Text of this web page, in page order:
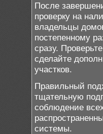
После
проверку на
владельцы
постепенному
сразу.
сделайте
участков.
Правильный
тщательную
соблюдение
системы.